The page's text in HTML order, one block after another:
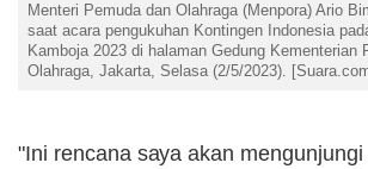
Menteri Pemuda dan Olahraga (Menpora) Ario
saat acara pengukuhan Kontingen Indonesia
Kamboja 2023 di halaman Gedung Kementerian
Olahraga, Jakarta, Selasa (2/5/2023).
"Ini rencana saya akan mengunjungi